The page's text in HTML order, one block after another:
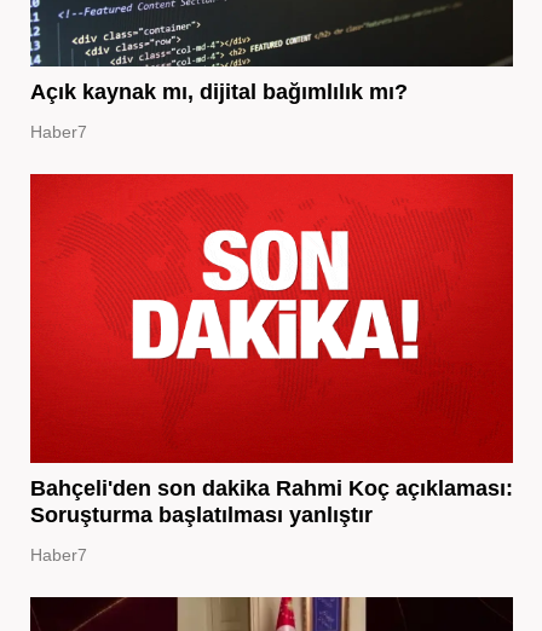
Açık kaynak mı, dijital bağımlılık mı?
Haber7
Bahçeli'den son dakika Rahmi Koç açıklaması:
Soruşturma başlatılması yanlıştır
Haber7